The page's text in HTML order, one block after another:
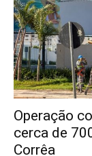
Operação
cerca de
Corrêa